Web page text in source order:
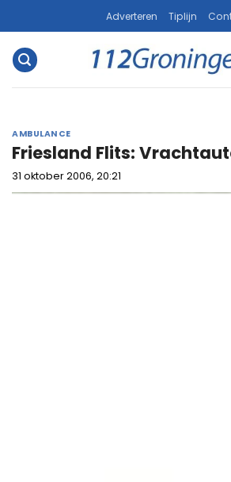
naar
inhoud
Adverteren Tiplijn
AMBULANCE
Friesland Flits:
31 oktober 2006, 20:21